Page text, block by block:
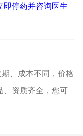
即停药并咨询医生
、成本不同，价格
、资质齐全，您可